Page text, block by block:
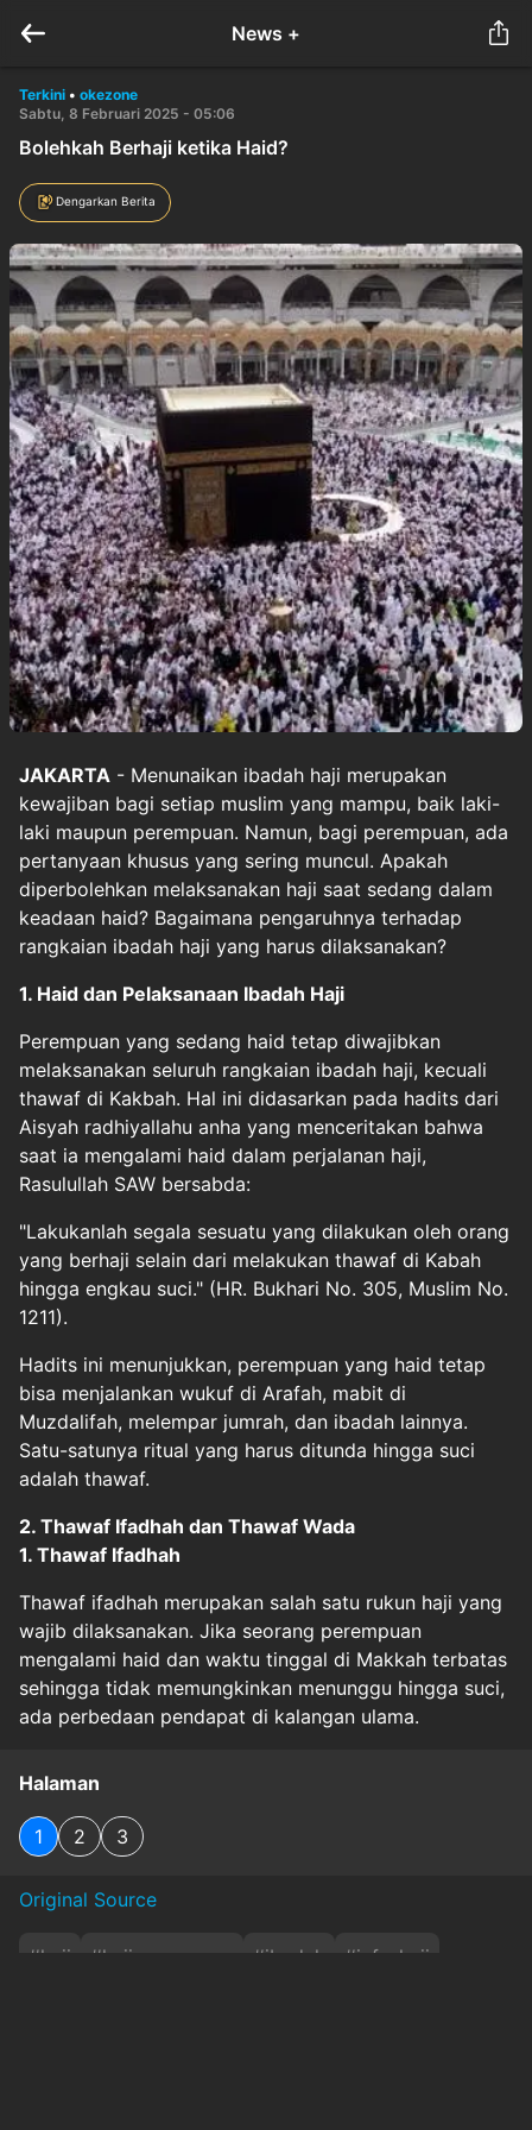
News +
Terkini • okezone
Sabtu, 8 Februari 2025 - 05:06
Bolehkah Berhaji ketika Haid?
Dengarkan Berita
JAKARTA - Menunaikan ibadah haji merupakan
kewajiban bagi setiap muslim yang mampu, baik laki-
laki maupun perempuan. Namun, bagi perempuan, ada
pertanyaan khusus yang sering muncul. Apakah
diperbolehkan melaksanakan haji saat sedang dalam
keadaan haid? Bagaimana pengaruhnya terhadap
rangkaian ibadah haji yang harus dilaksanakan?
1. Haid dan Pelaksanaan Ibadah Haji
Perempuan yang sedang haid tetap diwajibkan
melaksanakan seluruh rangkaian ibadah haji, kecuali
thawaf di Kakbah. Hal ini didasarkan pada hadits dari
Aisyah radhiyallahu anha yang menceritakan bahwa
saat ia mengalami haid dalam perjalanan haji,
Rasulullah SAW bersabda:
"Lakukanlah segala sesuatu yang dilakukan oleh orang
yang berhaji selain dari melakukan thawaf di Kabah
hingga engkau suci." (HR. Bukhari No. 305, Muslim No.
1211).
Hadits ini menunjukkan, perempuan yang haid tetap
bisa menjalankan wukuf di Arafah, mabit di
Muzdalifah, melempar jumrah, dan ibadah lainnya.
Satu-satunya ritual yang harus ditunda hingga suci
adalah thawaf.
2. Thawaf Ifadhah dan Thawaf Wada
1. Thawaf Ifadhah
Thawaf ifadhah merupakan salah satu rukun haji yang
wajib dilaksanakan. Jika seorang perempuan
mengalami haid dan waktu tinggal di Makkah terbatas
sehingga tidak memungkinkan menunggu hingga suci,
ada perbedaan pendapat di kalangan ulama.
Halaman
1 2 3
Original Source
#haji #hajiperempuan #ibadah #info-haji